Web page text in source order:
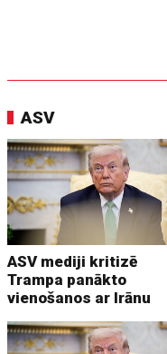
ASV
ASV mediji kritizē
Trampa panākto
vienošanos ar Irānu